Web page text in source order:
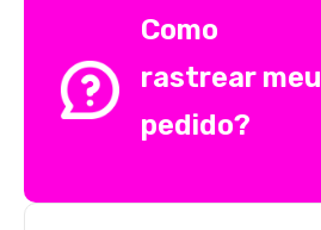
Como
rastrear meu
pedido?